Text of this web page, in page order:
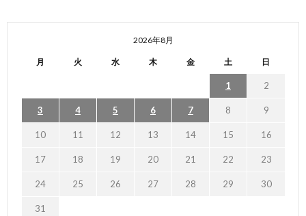
2026年8月
月 火 水 木 金 土 日
1 2
3 4 5 6 7 8 9
10 11 12 13 14 15 16
17 18 19 20 21 22 23
24 25 26 27 28 29 30
31